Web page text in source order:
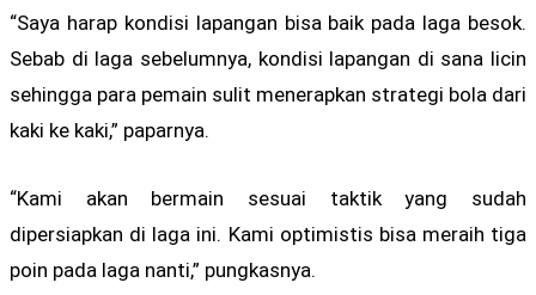
“Saya harap kondisi lapangan bisa baik pada laga besok.
Sebab di laga sebelumnya, kondisi lapangan di sana licin
sehingga para pemain sulit menerapkan strategi bola dari
kaki ke kaki,” paparnya.
“Kami akan bermain sesuai taktik yang sudah
dipersiapkan di laga ini. Kami optimistis bisa meraih tiga
poin pada laga nanti,” pungkasnya.